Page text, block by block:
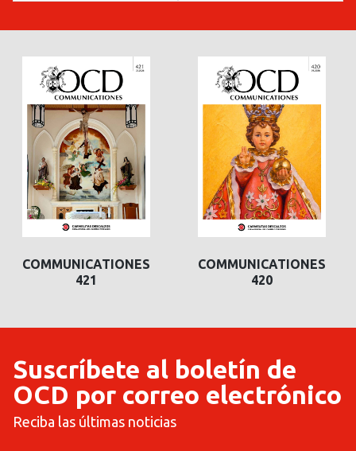
COMMUNICATIONES
421
COMMUNICATIONES
420
COMMUNICATIONES
Suscríbete al boletín de
OCD por correo electrónico
Reciba las últimas noticias